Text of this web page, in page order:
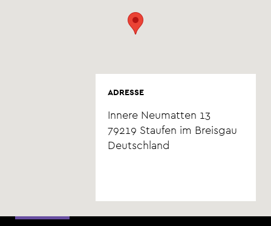
ADRESSE
Innere Neumatten 13
79219 Staufen im Breisgau
Deutschland